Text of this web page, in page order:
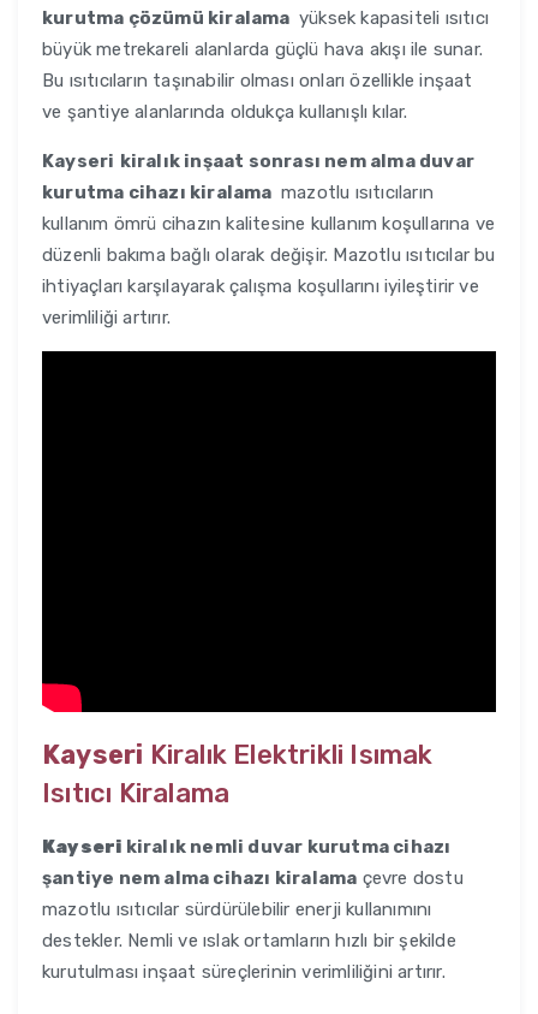
kurutma çözümü kiralama yüksek kapasiteli ısıtıcı
büyük metrekareli alanlarda güçlü hava akışı ile sunar.
Bu ısıtıcıların taşınabilir olması onları özellikle inşaat
ve şantiye alanlarında oldukça kullanışlı kılar.
Kayseri kiralık inşaat sonrası nem alma duvar
kurutma cihazı kiralama mazotlu ısıtıcıların
kullanım ömrü cihazın kalitesine kullanım koşullarına ve
düzenli bakıma bağlı olarak değişir. Mazotlu ısıtıcılar bu
ihtiyaçları karşılayarak çalışma koşullarını iyileştirir ve
verimliliği artırır.
Kayseri Kiralık Elektrikli Isımak
Isıtıcı Kiralama
Kayseri kiralık nemli duvar kurutma cihazı
şantiye nem alma cihazı kiralama çevre dostu
mazotlu ısıtıcılar sürdürülebilir enerji kullanımını
destekler. Nemli ve ıslak ortamların hızlı bir şekilde
kurutulması inşaat süreçlerinin verimliliğini artırır.